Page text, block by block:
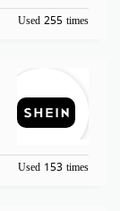
Used 255 times
Used 153 times